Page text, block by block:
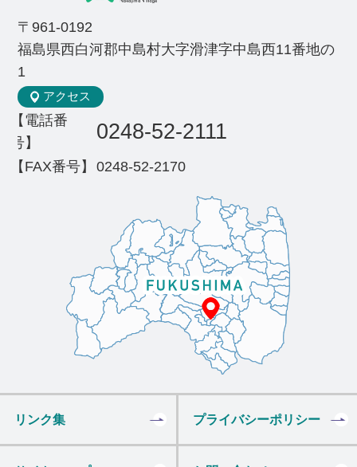
〒961-0192
福島県西白河郡中島村大字滑津字中島西11番地の
1
アクセス
【電話番
号】
0248-52-2111
【FAX番号】 0248-52-2170
リンク集 プライバシーポリシー